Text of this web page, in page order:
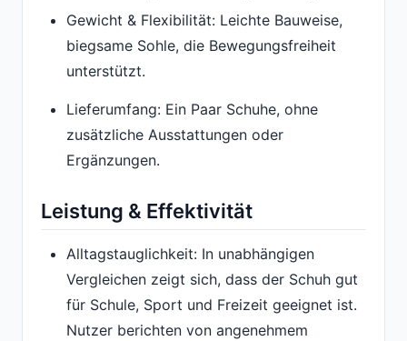
Gewicht & Flexibilität: Leichte Bauweise,
biegsame Sohle, die Bewegungsfreiheit
unterstützt.
Lieferumfang: Ein Paar Schuhe, ohne
zusätzliche Ausstattungen oder
Ergänzungen.
Leistung & Effektivität
Alltagstauglichkeit: In unabhängigen
Vergleichen zeigt sich, dass der Schuh gut
für Schule, Sport und Freizeit geeignet ist.
Nutzer berichten von angenehmem